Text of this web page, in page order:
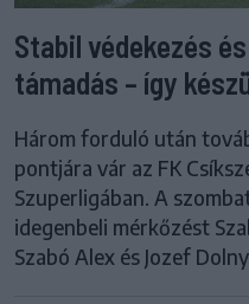
Stabil védekezés
támadás – így
Három forduló után
pontjára vár az FK
Szuperligában. A
idegenbeli mérkőzést
Szabó Alex és Jozef